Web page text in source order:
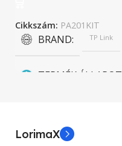
Cikkszám: PA201KIT
BRAND TP Link
TERMÉK ÁLLAPOT
TÍPUS
LorimaX